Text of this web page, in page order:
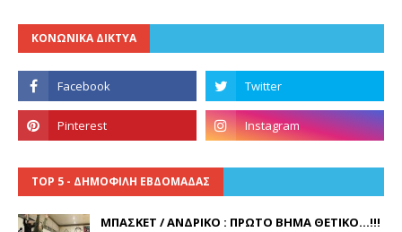
ΚΟΝΩΝΙΚΑ ΔΙΚΤΥΑ
TOP 5 - ΔΗΜΟΦΙΛΗ ΕΒΔΟΜΑΔΑΣ
ΜΠΑΣΚΕΤ / ΑΝΔΡΙΚΟ : ΠΡΩΤΟ ΒΗΜΑ ΘΕΤΙΚΟ...!!!